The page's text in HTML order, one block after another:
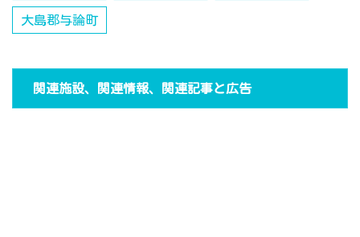
大島郡与論町
関連施設、関連情報、関連記事と広告